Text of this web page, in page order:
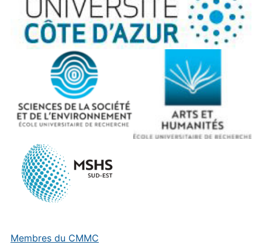
Membres du CMMC